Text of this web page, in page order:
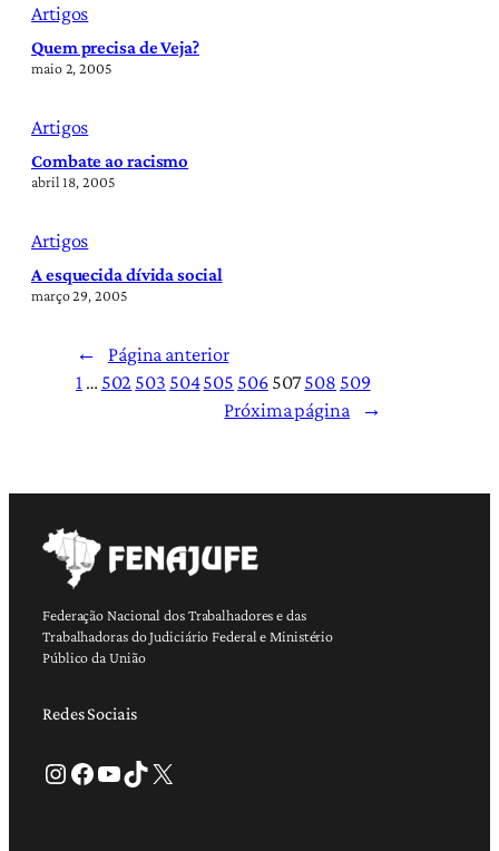
Artigos
Quem precisa de Veja?
maio 2, 2005
Artigos
Combate ao racismo
abril 18, 2005
Artigos
A esquecida dívida social
março 29, 2005
←
Página anterior
1… 502 503 504505 506 507508 509
Próxima página
→
Federação Nacional dos Trabalhadores e das
Trabalhadoras do Judiciário Federal e Ministério
Público da União
Redes Sociais
Instagram Facebook Youtube TikTok X